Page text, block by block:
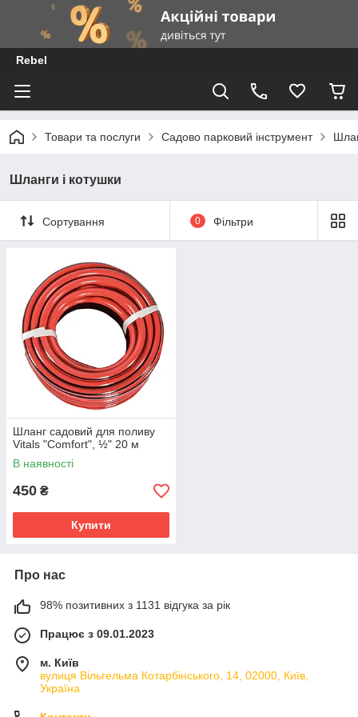
Rebel
Товари та послуги Садово парковий інструмент
Шланги і котушки
Сортування 0 Фільтри
Шланг садовий для поливу
Vitals "Comfort", ½" 20 м
В наявності
450 ₴
Купити
Про нас
98% позитивних з 1131 відгука за рік
Працює з 09.01.2023
м. Київ
вулиця Вільгельма Котарбінського, 14, 02000, Київ,
Україна